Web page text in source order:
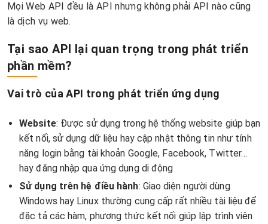
Mọi Web API đều là API nhưng không phải API nào cũng
là dịch vụ web.
Tại sao API lại quan trọng trong phát triển
phần mềm?
Vai trò của API trong phát triển ứng dụng
Website: Được sử dụng trong hệ thống website giúp bạn
kết nối, sử dụng dữ liệu hay cập nhật thông tin như tính
năng login bằng tài khoản Google, Facebook, Twitter…
hay đăng nhập qua ứng dụng di động
Sử dụng trên hệ điều hành: Giao diện người dùng
Windows hay Linux thường cung cấp rất nhiều tài liệu để
đặc tả các hàm, phương thức kết nối giúp lập trình viên